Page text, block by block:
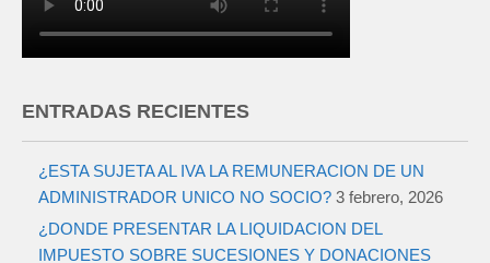
ENTRADAS RECIENTES
¿ESTA SUJETA AL IVA LA REMUNERACION DE UN
ADMINISTRADOR UNICO NO SOCIO? 3 febrero, 2026
¿DONDE PRESENTAR LA LIQUIDACION DEL
IMPUESTO SOBRE SUCESIONES Y DONACIONES